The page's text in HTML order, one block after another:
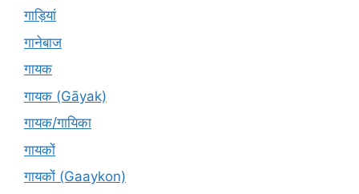
गाड़ियां
गानेबाज
गायक
गायक (Gāyak)
गायक/गायिका
गायकों
गायकों (Gaaykon)